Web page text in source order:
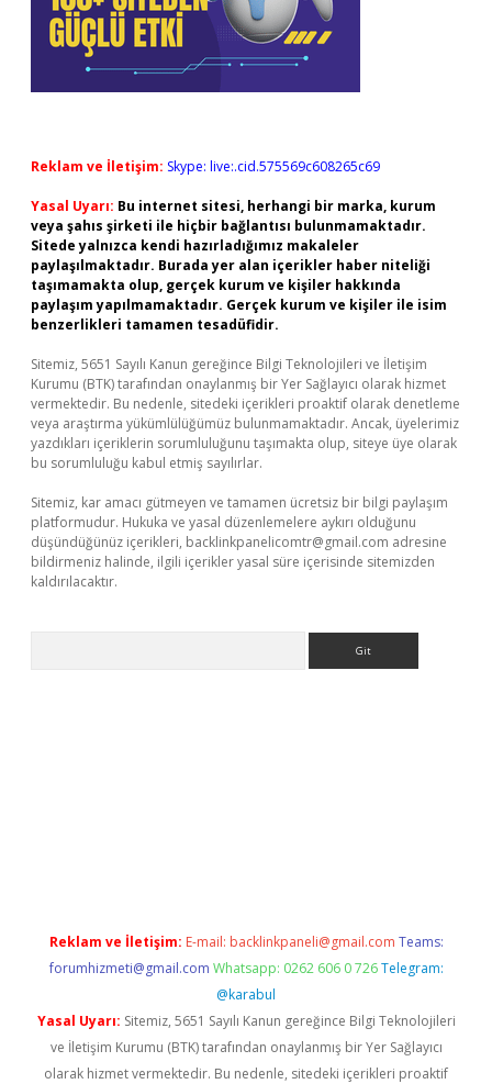
Reklam ve İletişim: Skype: live:.cid.575569c608265c69
Yasal Uyarı: Bu internet sitesi, herhangi bir marka, kurum
veya şahıs şirketi ile hiçbir bağlantısı bulunmamaktadır.
Sitede yalnızca kendi hazırladığımız makaleler
paylaşılmaktadır. Burada yer alan içerikler haber niteliği
taşımamakta olup, gerçek kurum ve kişiler hakkında
paylaşım yapılmamaktadır. Gerçek kurum ve kişiler ile isim
benzerlikleri tamamen tesadüfidir.
Sitemiz, 5651 Sayılı Kanun gereğince Bilgi Teknolojileri ve İletişim
Kurumu (BTK) tarafından onaylanmış bir Yer Sağlayıcı olarak hizmet
vermektedir. Bu nedenle, sitedeki içerikleri proaktif olarak denetleme
veya araştırma yükümlülüğümüz bulunmamaktadır. Ancak, üyelerimiz
yazdıkları içeriklerin sorumluluğunu taşımakta olup, siteye üye olarak
bu sorumluluğu kabul etmiş sayılırlar.
Sitemiz, kar amacı gütmeyen ve tamamen ücretsiz bir bilgi paylaşım
platformudur. Hukuka ve yasal düzenlemelere aykırı olduğunu
düşündüğünüz içerikleri, backlinkpanelicomtr@gmail.com adresine
bildirmeniz halinde, ilgili içerikler yasal süre içerisinde sitemizden
kaldırılacaktır.
Reklam ve İletişim: E-mail: backlinkpaneli@gmail.com Teams:
forumhizmeti@gmail.com Whatsapp: 0262 606 0 726 Telegram:
@karabul
Yasal Uyarı: Sitemiz, 5651 Sayılı Kanun gereğince Bilgi Teknolojileri
ve İletişim Kurumu (BTK) tarafından onaylanmış bir Yer Sağlayıcı
olarak hizmet vermektedir. Bu nedenle, sitedeki içerikleri proaktif